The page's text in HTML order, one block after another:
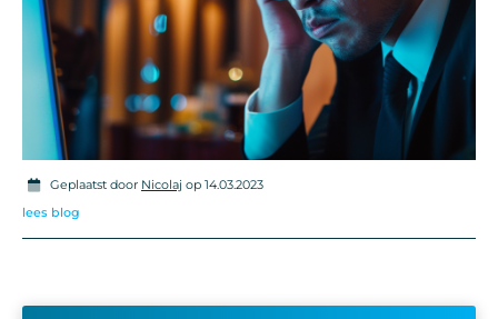
Geplaatst door Nicolaj op 14.03.2023
lees blog